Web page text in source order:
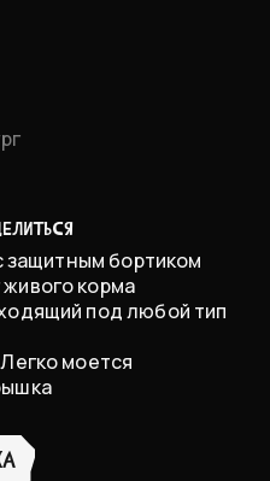
защитным бортиком
корма
под любой тип
моется